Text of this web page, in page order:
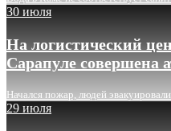
30 июля
На логистический
Сарапуле совершена
Начался пожар, людей эвакуировали
29 июля